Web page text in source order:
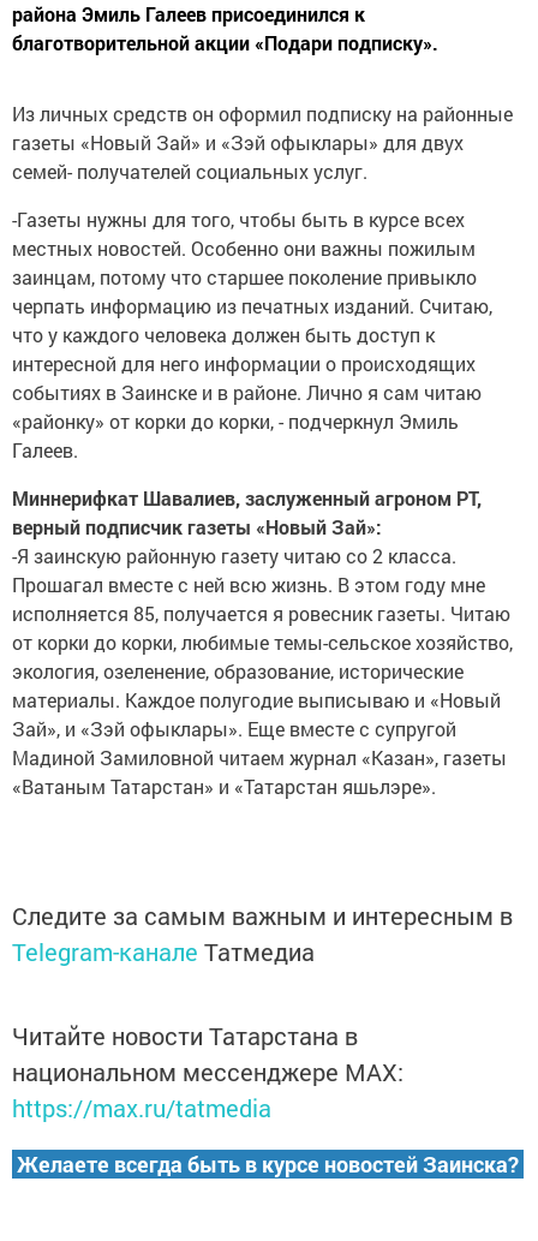
района Эмиль Галеев присоединился к
благотворительной акции «Подари подписку».
Из личных средств он оформил подписку на районные
газеты «Новый Зай» и «Зэй офыклары» для двух
семей- получателей социальных услуг.
-Газеты нужны для того, чтобы быть в курсе всех
местных новостей. Особенно они важны пожилым
заинцам, потому что старшее поколение привыкло
черпать информацию из печатных изданий. Считаю,
что у каждого человека должен быть доступ к
интересной для него информации о происходящих
событиях в Заинске и в районе. Лично я сам читаю
«районку» от корки до корки, - подчеркнул Эмиль
Галеев.
Миннерифкат Шавалиев, заслуженный агроном РТ,
верный подписчик газеты «Новый Зай»:
-Я заинскую районную газету читаю со 2 класса.
Прошагал вместе с ней всю жизнь. В этом году мне
исполняется 85, получается я ровесник газеты. Читаю
от корки до корки, любимые темы-сельское хозяйство,
экология, озеленение, образование, исторические
материалы. Каждое полугодие выписываю и «Новый
Зай», и «Зэй офыклары». Еще вместе с супругой
Мадиной Замиловной читаем журнал «Казан», газеты
«Ватаным Татарстан» и «Татарстан яшьлэре».
Следите за самым важным и интересным в
Telegram-канале Татмедиа
Читайте новости Татарстана в
национальном мессенджере MАХ:
https://max.ru/tatmedia
Желаете всегда быть в курсе новостей Заинска?